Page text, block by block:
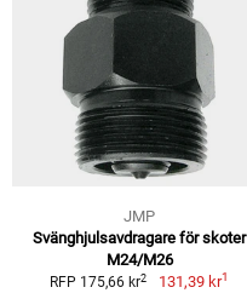
JMP
Svänghjulsavdragare för skoter
M24/M26
RFP 175,66 kr2 131,39 kr1